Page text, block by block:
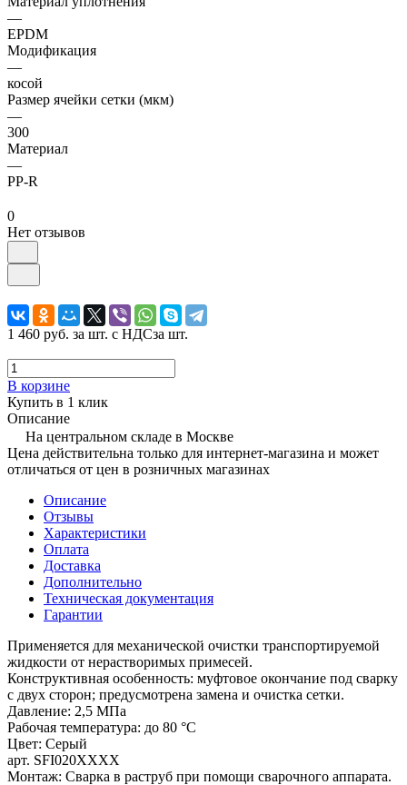
—
EPDM
Модификация
—
косой
Размер ячейки сетки (мкм)
—
300
Материал
—
PP-R
0
Нет отзывов
1 460 руб. за шт. с НДСза шт.
В корзине
Купить в 1 клик
Описание
На центральном складе в Москве
Цена действительна только для интернет-магазина и может
отличаться от цен в розничных магазинах
Описание
Отзывы
Характеристики
Оплата
Доставка
Дополнительно
Техническая документация
Гарантии
Применяется для механической очистки транспортируемой
жидкости от нерастворимых примесей.
Конструктивная особенность: муфтовое окончание под сварку
с двух сторон; предусмотрена замена и очистка сетки.
Давление: 2,5 МПа
Рабочая температура: до 80 °С
Цвет: Серый
арт. SFI020XXXX
Монтаж: Сварка в раструб при помощи сварочного аппарата.